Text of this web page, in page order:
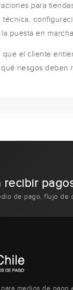
para
puesta en
que el cliente
riesgos deben
recibir
de pago, flujo
medios de pago